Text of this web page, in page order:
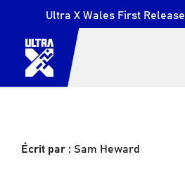
Ultra X Wales First Release
Écrit par : Sam Heward